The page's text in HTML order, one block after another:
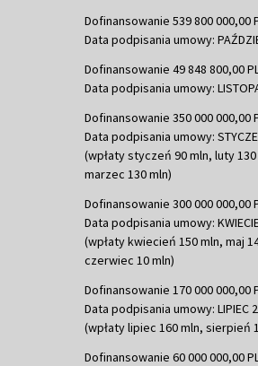
Dofinansowanie 539 800 000,00
Data podpisania umowy:
Dofinansowanie 49 848 800,00
Data podpisania umowy:
Dofinansowanie 350 000 000,00
Data podpisania umowy:
(wpłaty styczeń 90 mln, luty 130
marzec 130 mln)
Dofinansowanie 300 000 000,00
Data podpisania umowy:
(wpłaty kwiecień 150 mln, maj
czerwiec 10 mln)
Dofinansowanie 170 000 000,00
Data podpisania umowy: LIPIEC
(wpłaty lipiec 160 mln, sierpień
Dofinansowanie 60 000 000,00